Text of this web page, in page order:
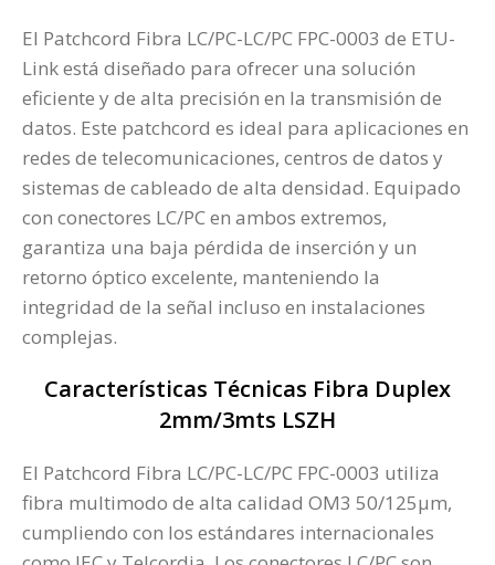
El Patchcord Fibra LC/PC-LC/PC FPC-0003 de ETU-
Link está diseñado para ofrecer una solución
eficiente y de alta precisión en la transmisión de
datos. Este patchcord es ideal para aplicaciones en
redes de telecomunicaciones, centros de datos y
sistemas de cableado de alta densidad. Equipado
con conectores LC/PC en ambos extremos,
garantiza una baja pérdida de inserción y un
retorno óptico excelente, manteniendo la
integridad de la señal incluso en instalaciones
complejas.
Características Técnicas Fibra Duplex
2mm/3mts LSZH
El Patchcord Fibra LC/PC-LC/PC FPC-0003 utiliza
fibra multimodo de alta calidad OM3 50/125µm,
cumpliendo con los estándares internacionales